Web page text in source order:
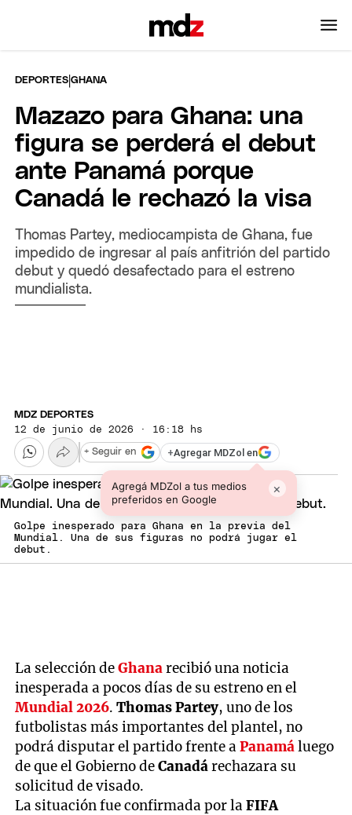
DEPORTES |GHANA
Mazazo para Ghana: una
figura se perderá el debut
ante Panamá porque
Canadá le rechazó la visa
Thomas Partey, mediocampista de Ghana, fue
impedido de ingresar al país anfitrión del partido
debut y quedó desafectado para el estreno
mundialista.
MDZ DEPORTES
12 de junio de 2026 · 16:18 hs
+Agregar MDZol en
Agregá MDZol a tus medios
preferidos en Google
×
+ Seguir en
Golpe inesperado para Ghana en la previa del
Mundial. Una de sus figuras no podrá jugar el
debut.
La selección deGhanarecibió una noticia
inesperada a pocos días de su estreno en el
Mundial 2026.Thomas Partey, uno de los
futbolistas más importantes del plantel, no
podrá disputar el partido frente aPanamáluego
de que el Gobierno deCanadárechazara su
solicitud de visado.
La situación fue confirmada por laFIFA